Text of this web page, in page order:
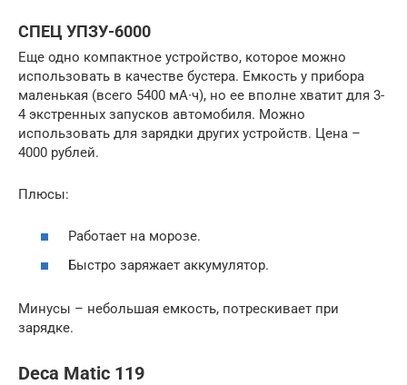
СПЕЦ УПЗУ-6000
Еще одно компактное устройство, которое можно
использовать в качестве бустера. Емкость у прибора
маленькая (всего 5400 мА∙ч), но ее вполне хватит для 3-
4 экстренных запусков автомобиля. Можно
использовать для зарядки других устройств. Цена –
4000 рублей.
Плюсы:
Работает на морозе.
Быстро заряжает аккумулятор.
Минусы – небольшая емкость, потрескивает при
зарядке.
Deca Matic 119